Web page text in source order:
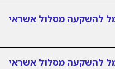
להשקעה מסלול אשראי
להשקעה מסלול אשראי